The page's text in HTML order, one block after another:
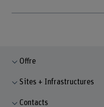
Offre
Sites + Infrastructures
Contacts